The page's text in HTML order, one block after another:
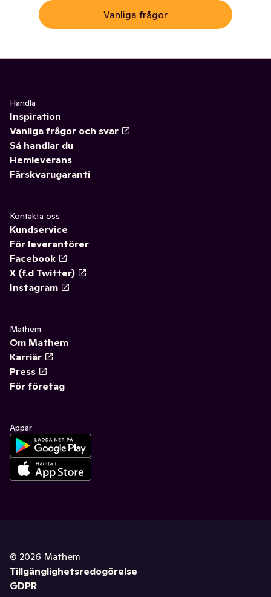
Vanliga frågor
Handla
Inspiration
Vanliga frågor och svar
Så handlar du
Hemleverans
Färskvarugaranti
Kontakta oss
Kundservice
För leverantörer
Facebook
X (f.d Twitter)
Instagram
Mathem
Om Mathem
Karriär
Press
För företag
Appar
© 2026 Mathem
Tillgänglighetsredogörelse
GDPR